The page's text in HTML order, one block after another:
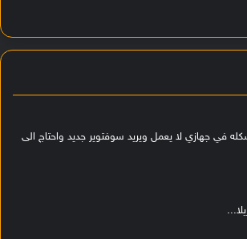
في جهازي لا يعمل ويريد سوفتوير جديد واحتاج الى